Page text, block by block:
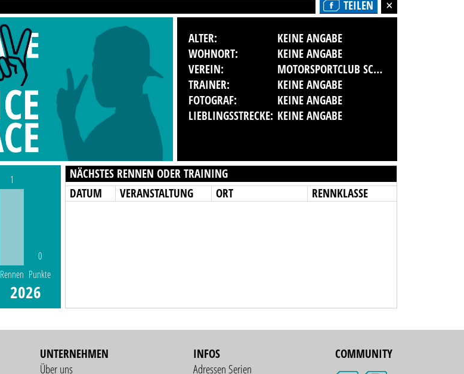
TEILEN
ALTER:
KEINE ANGABE
WOHNORT:
KEINE ANGABE
VEREIN:
MOTORSPORTCLUB SCHWEDT IM ADAC E.V.
TRAINER:
KEINE ANGABE
FOTOGRAF:
KEINE ANGABE
LIEBLINGSSTRECKE: KEINE ANGABE
1
Rennen
0
Punkte
2026
NÄCHSTES RENNEN ODER TRAINING
DATUM
VERANSTALTUNG ORT RENNKLASSE
UNTERNEHMEN
Über uns
INFOS
Adressen Serien
COMMUNITY